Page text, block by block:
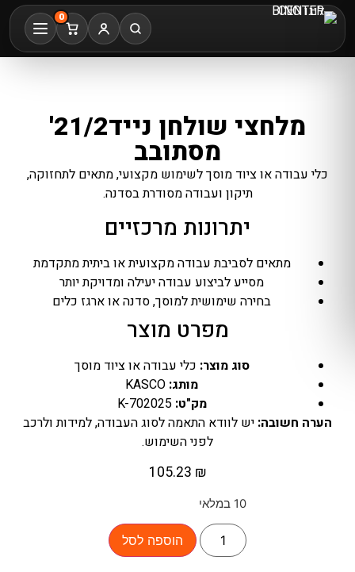
0
מלחצי שולחן נייד21/2'
מסתובב
כלי עבודה או ציוד מוסך לשימוש מקצועי, מתאים לתחזוקה,
תיקון ועבודה מסודרת בסדנה.
יתרונות מרכזיים
מתאים לסביבת עבודה מקצועית או ביתית מתקדמת
מסייע לביצוע עבודה יעילה ומדויקת יותר
בחירה שימושית למוסך, סדנה או ארגז כלים
מפרט מוצר
סוג מוצר: כלי עבודה או ציוד מוסך
מותג:
מק"ט: K-702025
הערה חשובה: יש לוודא התאמה לסוג העבודה, למידות ולרכב
לפני השימוש.
105.23 ₪
10 במלאי
הוספה לסל